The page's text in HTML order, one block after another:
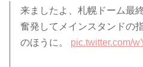
来ましたよ、札幌ドーム最
奮発してメインスタンドの
のほうに。 pic.twitter.com/